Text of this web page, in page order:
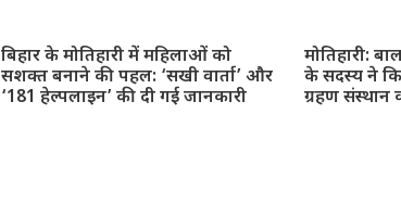
बिहार के मोतिहारी में महिलाओं को
सशक्त बनाने की पहल: ‘सखी वार्ता’ और
‘181 हेल्पलाइन’ की दी गई जानकारी
मोतिहारी:
के सदस्य ने
ग्रहण संस्थान